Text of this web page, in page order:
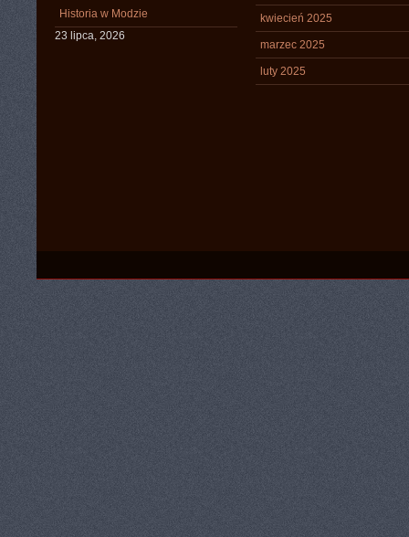
Historia w Modzie
23 lipca, 2026
kwiecień 2025
marzec 2025
luty 2025